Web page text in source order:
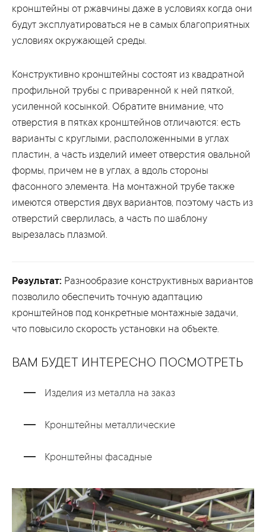
кронштейны от ржавчины даже в условиях когда они
будут эксплуатироваться не в самых благоприятных
условиях окружающей среды.
Конструктивно кронштейны состоят из квадратной
профильной трубы с приваренной к ней пяткой,
усиленной косынкой. Обратите внимание, что
отверстия в пятках кронштейнов отличаются: есть
варианты с круглыми, расположенными в углах
пластин, а часть изделий имеет отверстия овальной
формы, причем не в углах, а вдоль стороны
фасонного элемента. На монтажной трубе также
имеются отверстия двух вариантов, поэтому часть из
отверстий сверлилась, а часть по шаблону
вырезалась плазмой.
Результат: Разнообразие конструктивных вариантов
позволило обеспечить точную адаптацию
кронштейнов под конкретные монтажные задачи,
что повысило скорость установки на объекте.
ВАМ БУДЕТ ИНТЕРЕСНО ПОСМОТРЕТЬ
Изделия из металла на заказ
Кронштейны металлические
Кронштейны фасадные